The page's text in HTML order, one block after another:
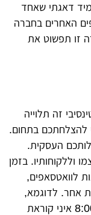
דאגתי שאחד
האחרים בחברה
זו תפשוט את
זה תלוייה
להצלחתכם בתחום.
העסקית.
וללקוחותיו. בזמן
לוואטסאפים,
אחר. לדוגמא,
מיום שישי בשעה 14:00 עד יום ראשון ב- 8:00 איני קוראת